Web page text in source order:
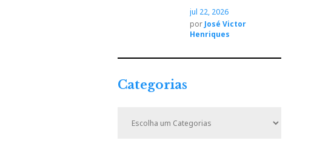
jul 22, 2026
por José Victor
Henriques
Categorias